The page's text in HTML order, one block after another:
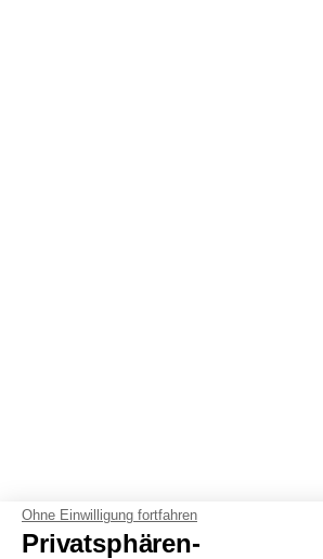
Ohne Einwilligung fortfahren
Privatsphären-